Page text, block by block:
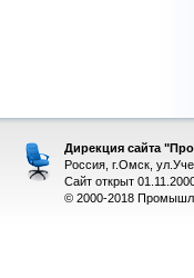
Дирекция сайта
Россия, г.Омск,
Сайт открыт
© 2000-2018